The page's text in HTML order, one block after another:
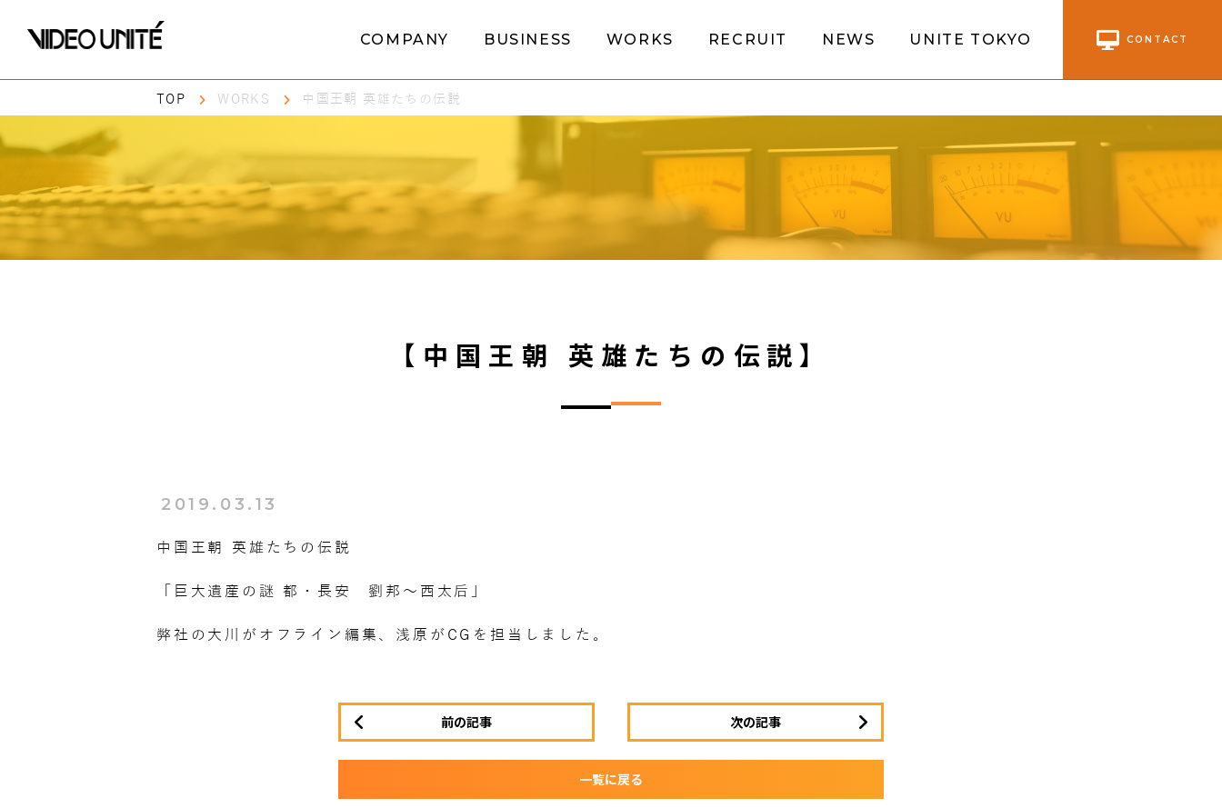
COMPANY BUSINESS WORKS RECRUIT NEWS UNITE TOKYO CONTACT
TOP WORKS 中国王朝 英雄たちの伝説
【中国王朝 英雄たちの伝説】
2019.03.13
中国王朝 英雄たちの伝説
「巨大遺産の謎 都・長安 劉邦〜西太后」
弊社の大川がオフライン編集、浅原がCGを担当しました。
前の記事 次の記事
一覧に戻る